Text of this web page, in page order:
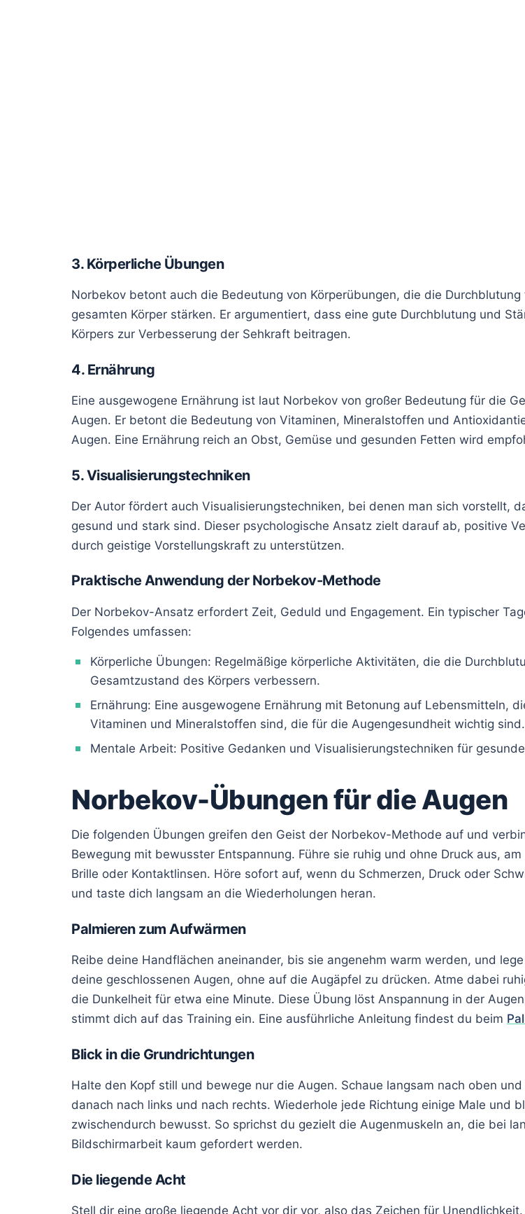
3. Körperliche Übungen
Norbekov betont auch die Bedeutung von Körperübungen, die die
gesamten Körper stärken. Er argumentiert, dass eine gute Durchblutung und
Körpers zur Verbesserung der Sehkraft beitragen.
4. Ernährung
Eine ausgewogene Ernährung ist laut Norbekov von großer Bedeutung für die
Augen. Er betont die Bedeutung von Vitaminen, Mineralstoffen und
Augen. Eine Ernährung reich an Obst, Gemüse und gesunden Fetten wird
5. Visualisierungstechniken
Der Autor fördert auch Visualisierungstechniken, bei denen man sich vorstellt,
gesund und stark sind. Dieser psychologische Ansatz zielt darauf ab, positive
durch geistige Vorstellungskraft zu unterstützen.
Praktische Anwendung der Norbekov-Methode
Der Norbekov-Ansatz erfordert Zeit, Geduld und Engagement. Ein typischer
Folgendes umfassen:
Körperliche Übungen: Regelmäßige körperliche Aktivitäten, die die
Gesamtzustand des Körpers verbessern.
Ernährung: Eine ausgewogene Ernährung mit Betonung auf Lebensmitteln,
Vitaminen und Mineralstoffen sind, die für die Augengesundheit wichtig sind.
Mentale Arbeit: Positive Gedanken und Visualisierungstechniken für
Norbekov-Übungen für die Augen
Die folgenden Übungen greifen den Geist der Norbekov-Methode auf und
Bewegung mit bewusster Entspannung. Führe sie ruhig und ohne Druck aus,
Brille oder Kontaktlinsen. Höre sofort auf, wenn du Schmerzen, Druck oder
und taste dich langsam an die Wiederholungen heran.
Palmieren zum Aufwärmen
Reibe deine Handflächen aneinander, bis sie angenehm warm werden, und
deine geschlossenen Augen, ohne auf die Augäpfel zu drücken. Atme dabei
die Dunkelheit für etwa eine Minute. Diese Übung löst Anspannung in der
stimmt dich auf das Training ein. Eine ausführliche Anleitung findest du beim
Blick in die Grundrichtungen
Halte den Kopf still und bewege nur die Augen. Schaue langsam nach oben
danach nach links und nach rechts. Wiederhole jede Richtung einige Male und
zwischendurch bewusst. So sprichst du gezielt die Augenmuskeln an, die bei
Bildschirmarbeit kaum gefordert werden.
Die liegende Acht
Stell dir eine große liegende Acht vor dir vor, also das Zeichen für